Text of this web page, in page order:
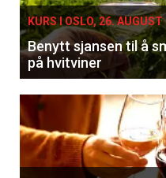
KURS I OSLO, 26. AUGUST
Benytt sjansen til å
på hvitviner